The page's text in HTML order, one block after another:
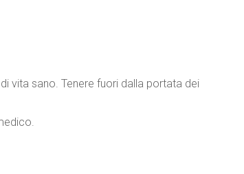
vita sano. Tenere fuori dalla portata dei